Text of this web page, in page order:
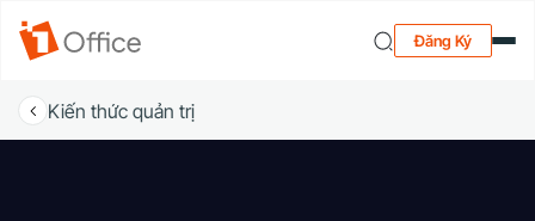
Đăng Ký
Kiến thức quản trị